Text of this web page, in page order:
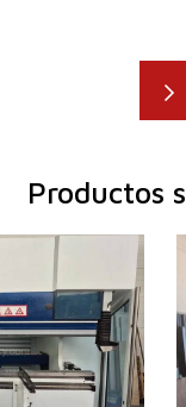
Productos
85 t
2720 mm
6
Sí